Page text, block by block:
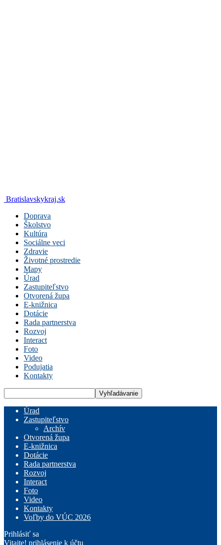
Bratislavskykraj.sk
Doprava
Školstvo
Kultúra
Sociálne veci
Zdravie
Životné prostredie
Mapy
Úrad
Zastupiteľstvo
Otvorená župa
E-knižnica
Dotácie
Rada partnerstva
Rozvoj
Interact
Foto
Video
Podujatia
Kontakty
Úrad
Zastupiteľstvo
Archív
Otvorená župa
E-knižnica
Dotácie
Rada partnerstva
Rozvoj
Interact
Foto
Video
Kontakty
Voľby do VÚC 2026
Prihlásiť sa
Vitajte! prihlásenie k účtu